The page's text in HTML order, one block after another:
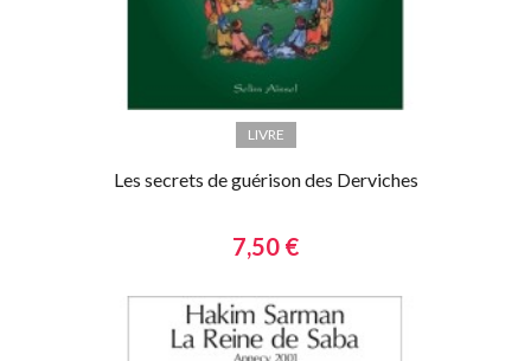
LIVRE
Les secrets de guérison des Derviches
7,50 €